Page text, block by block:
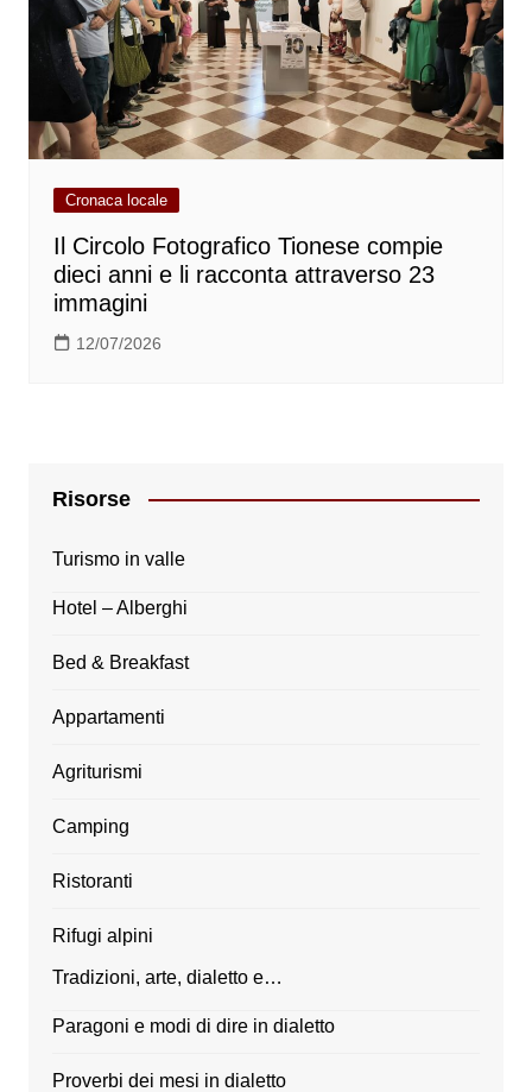
Cronaca locale
Il Circolo Fotografico Tionese compie
dieci anni e li racconta attraverso 23
immagini
12/07/2026
Risorse
Turismo in valle
Hotel – Alberghi
Bed & Breakfast
Appartamenti
Agriturismi
Camping
Ristoranti
Rifugi alpini
Tradizioni, arte, dialetto e…
Paragoni e modi di dire in dialetto
Proverbi dei mesi in dialetto